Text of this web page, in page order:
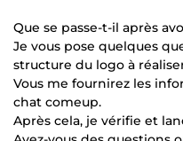
Que se passe-t-il après
Je vous pose quelques
structure du logo à
Vous me fournirez les
chat comeup.
Après cela, je vérifie et